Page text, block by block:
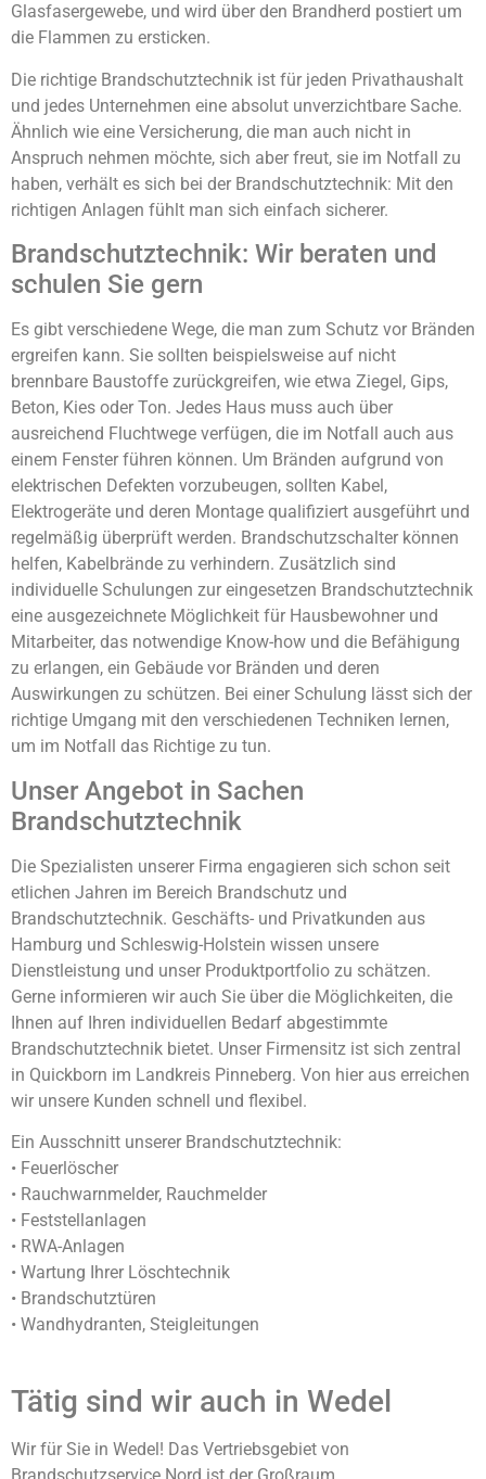
Glasfasergewebe, und wird über den Brandherd postiert um
die Flammen zu ersticken.
Die richtige Brandschutztechnik ist für jeden Privathaushalt
und jedes Unternehmen eine absolut unverzichtbare Sache.
Ähnlich wie eine Versicherung, die man auch nicht in
Anspruch nehmen möchte, sich aber freut, sie im Notfall zu
haben, verhält es sich bei der Brandschutztechnik: Mit den
richtigen Anlagen fühlt man sich einfach sicherer.
Brandschutztechnik: Wir beraten und
schulen Sie gern
Es gibt verschiedene Wege, die man zum Schutz vor Bränden
ergreifen kann. Sie sollten beispielsweise auf nicht
brennbare Baustoffe zurückgreifen, wie etwa Ziegel, Gips,
Beton, Kies oder Ton. Jedes Haus muss auch über
ausreichend Fluchtwege verfügen, die im Notfall auch aus
einem Fenster führen können. Um Bränden aufgrund von
elektrischen Defekten vorzubeugen, sollten Kabel,
Elektrogeräte und deren Montage qualifiziert ausgeführt und
regelmäßig überprüft werden. Brandschutzschalter können
helfen, Kabelbrände zu verhindern. Zusätzlich sind
individuelle Schulungen zur eingesetzen Brandschutztechnik
eine ausgezeichnete Möglichkeit für Hausbewohner und
Mitarbeiter, das notwendige Know-how und die Befähigung
zu erlangen, ein Gebäude vor Bränden und deren
Auswirkungen zu schützen. Bei einer Schulung lässt sich der
richtige Umgang mit den verschiedenen Techniken lernen,
um im Notfall das Richtige zu tun.
Unser Angebot in Sachen
Brandschutztechnik
Die Spezialisten unserer Firma engagieren sich schon seit
etlichen Jahren im Bereich Brandschutz und
Brandschutztechnik. Geschäfts- und Privatkunden aus
Hamburg und Schleswig-Holstein wissen unsere
Dienstleistung und unser Produktportfolio zu schätzen.
Gerne informieren wir auch Sie über die Möglichkeiten, die
Ihnen auf Ihren individuellen Bedarf abgestimmte
Brandschutztechnik bietet. Unser Firmensitz ist sich zentral
in Quickborn im Landkreis Pinneberg. Von hier aus erreichen
wir unsere Kunden schnell und flexibel.
Ein Ausschnitt unserer Brandschutztechnik:
• Feuerlöscher
• Rauchwarnmelder, Rauchmelder
• Feststellanlagen
• RWA-Anlagen
• Wartung Ihrer Löschtechnik
• Brandschutztüren
• Wandhydranten, Steigleitungen
Tätig sind wir auch in Wedel
Wir für Sie in Wedel! Das Vertriebsgebiet von